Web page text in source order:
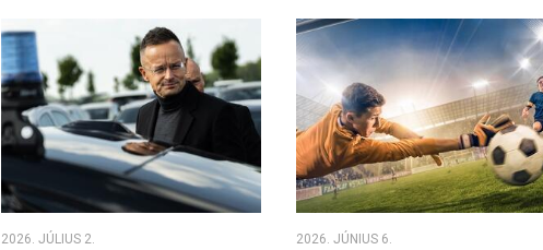
2026. JÚLIUS 2. 2026. JÚNIUS 6.